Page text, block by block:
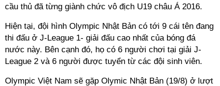
cầu thủ đã từng giành chức vô địch U19 châu Á 2016.
Hiện tại, đội hình Olympic Nhật Bản có tới 9 cái tên đang
thi đấu ở J-League 1- giải đấu cao nhất của bóng đá
nước này. Bên cạnh đó, họ có 6 người chơi tại giải J-
League 2 và 6 người được tuyển từ các đội sinh viên.
Olympic Việt Nam sẽ gặp Olymic Nhật Bản (19/8) ở lượt